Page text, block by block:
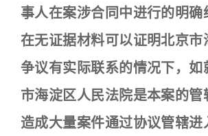
事人在案涉合同中进行的明确
在无证据材料可以证明北京市
争议有实际联系的情况下，如
市海淀区人民法院是本案的管
造成大量案件通过协议管辖进